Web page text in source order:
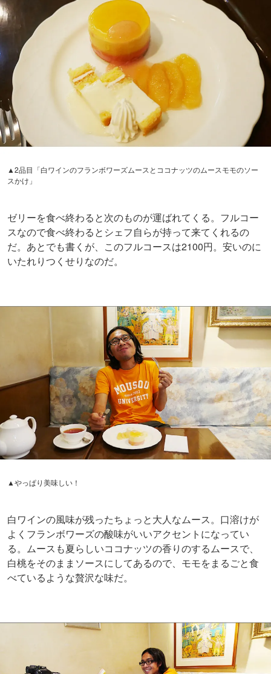
▲2品目「白ワインのフランボワーズムースとココナッツのムースモモのソー
スかけ」
ゼリーを食べ終わると次のものが運ばれてくる。フルコー
スなので食べ終わるとシェフ自らが持って来てくれるの
だ。あとでも書くが、このフルコースは2100円。安いのに
いたれりつくせりなのだ。
▲やっぱり美味しい！
白ワインの風味が残ったちょっと大人なムース。口溶けが
よくフランボワーズの酸味がいいアクセントになってい
る。ムースも夏らしいココナッツの香りのするムースで、
白桃をそのままソースにしてあるので、モモをまるごと食
べているような贅沢な味だ。